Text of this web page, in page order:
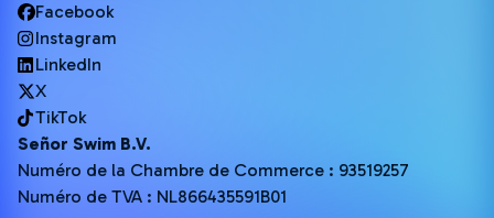
Facebook
Instagram
LinkedIn
X
TikTok
Señor Swim B.V.
Numéro de la Chambre de Commerce : 93519257
Numéro de TVA : NL866435591B01